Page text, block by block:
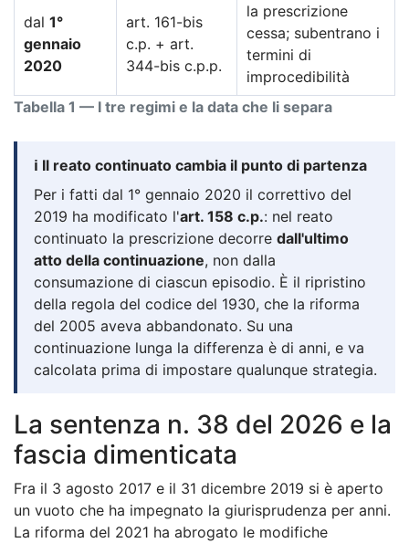
Tabella 1 — I tre regimi e la data che li separa
dal 1°
gennaio
2020
art. 161-bis
c.p. + art.
344-bis c.p.p.
la prescrizione
cessa; subentrano i
termini di
improcedibilità
ℹ️ Il reato continuato cambia il punto di partenza
Per i fatti dal 1° gennaio 2020 il correttivo del
2019 ha modificato l'art. 158 c.p.: nel reato
continuato la prescrizione decorre dall'ultimo
atto della continuazione, non dalla
consumazione di ciascun episodio. È il ripristino
della regola del codice del 1930, che la riforma
del 2005 aveva abbandonato. Su una
continuazione lunga la differenza è di anni, e va
calcolata prima di impostare qualunque strategia.
La sentenza n. 38 del 2026 e la
fascia dimenticata
Fra il 3 agosto 2017 e il 31 dicembre 2019 si è aperto
un vuoto che ha impegnato la giurisprudenza per anni.
La riforma del 2021 ha abrogato le modifiche